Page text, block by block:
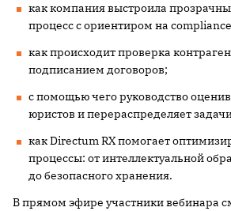
как компания выстроила
процесс с ориентиром на
как происходит проверка
подписанием договоров;
с помощью чего руководство
юристов и перераспределяет
как Directum RX помогает
процессы: от интеллектуальной
до безопасного хранения.
В прямом эфире участники вебинара